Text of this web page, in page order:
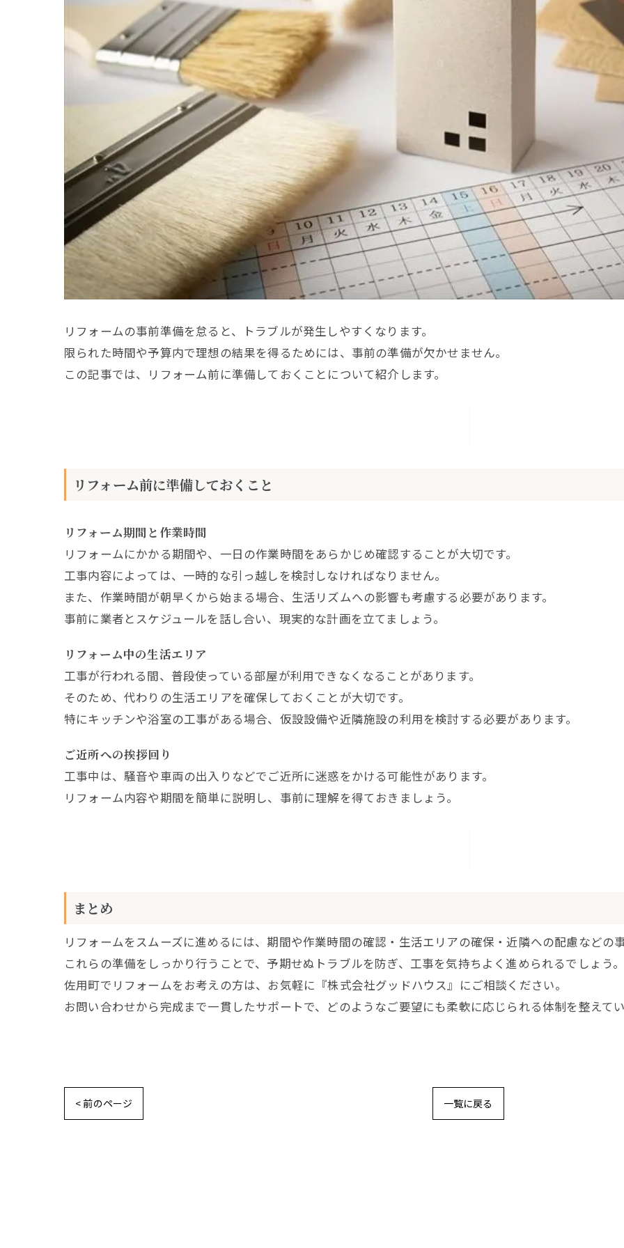
リフォームの事前準備を怠ると、トラブルが発生しやすくなります。
限られた時間や予算内で理想の結果を得るためには、事前の準備が欠かせません。
この記事では、リフォーム前に準備しておくことについて紹介します。
リフォーム前に準備しておくこと
リフォーム期間と作業時間
リフォームにかかる期間や、一日の作業時間をあらかじめ確認することが大切です。
工事内容によっては、一時的な引っ越しを検討しなければなりません。
また、作業時間が朝早くから始まる場合、生活リズムへの影響も考慮する必要があります。
事前に業者とスケジュールを話し合い、現実的な計画を立てましょう。
リフォーム中の生活エリア
工事が行われる間、普段使っている部屋が利用できなくなることがあります。
そのため、代わりの生活エリアを確保しておくことが大切です。
特にキッチンや浴室の工事がある場合、仮設設備や近隣施設の利用を検討する必要があります。
ご近所への挨拶回り
工事中は、騒音や車両の出入りなどでご近所に迷惑をかける可能性があります。
リフォーム内容や期間を簡単に説明し、事前に理解を得ておきましょう。
まとめ
リフォームをスムーズに進めるには、期間や作業時間の確認・生活エリアの確保・近隣への配慮などの
これらの準備をしっかり行うことで、予期せぬトラブルを防ぎ、工事を気持ちよく進められるでしょう
佐用町でリフォームをお考えの方は、お気軽に『株式会社グッドハウス』にご相談ください。
お問い合わせから完成まで一貫したサポートで、どのようなご要望にも柔軟に応じられる体制を整えて
< 前のページ 一覧に戻る